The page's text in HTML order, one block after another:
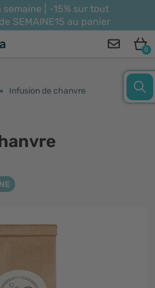
semaine | -15% sur tout
SEMAINE15 au panier
0
Infusion de chanvre